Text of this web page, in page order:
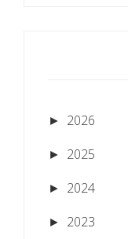
► 2026
► 2025
► 2024
► 2023